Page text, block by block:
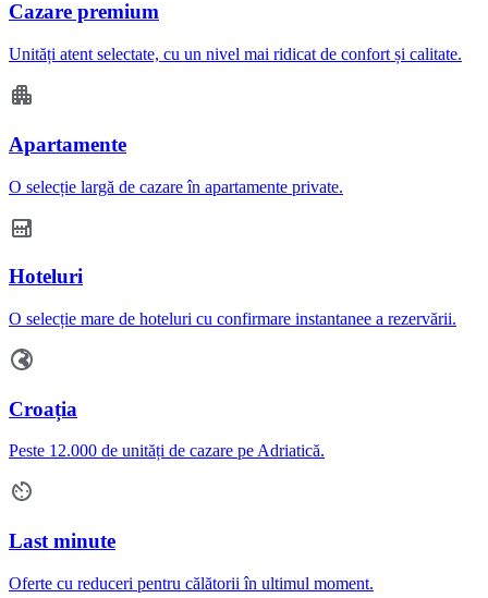
Cazare premium
Unități atent selectate, cu un nivel mai ridicat de confort și calitate.
Apartamente
O selecție largă de cazare în apartamente private.
Hoteluri
O selecție mare de hoteluri cu confirmare instantanee a rezervării.
Croația
Peste 12.000 de unități de cazare pe Adriatică.
Last minute
Oferte cu reduceri pentru călătorii în ultimul moment.